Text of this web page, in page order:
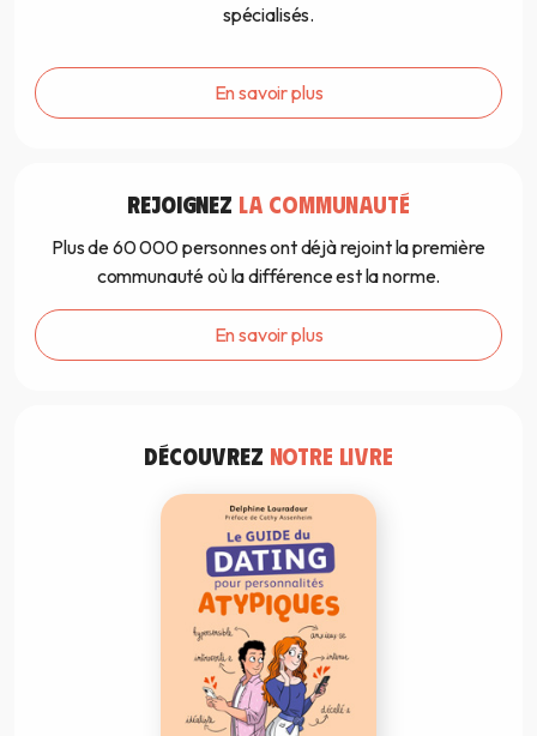
spécialisés.
En savoir plus
REJOIGNEZ LA COMMUNAUTÉ
Plus de 60 000 personnes ont déjà rejoint la première
communauté où la différence est la norme.
En savoir plus
DÉCOUVREZ NOTRE LIVRE